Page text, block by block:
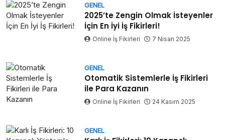
GENEL
2025’te Zengin Olmak İsteyenler
İçin En İyi İş Fikirleri!
Online İş Fikirleri 7 Nisan 2025
GENEL
Otomatik Sistemlerle İş Fikirleri
ile Para Kazanın
Online İş Fikirleri 24 Kasım 2025
GENEL